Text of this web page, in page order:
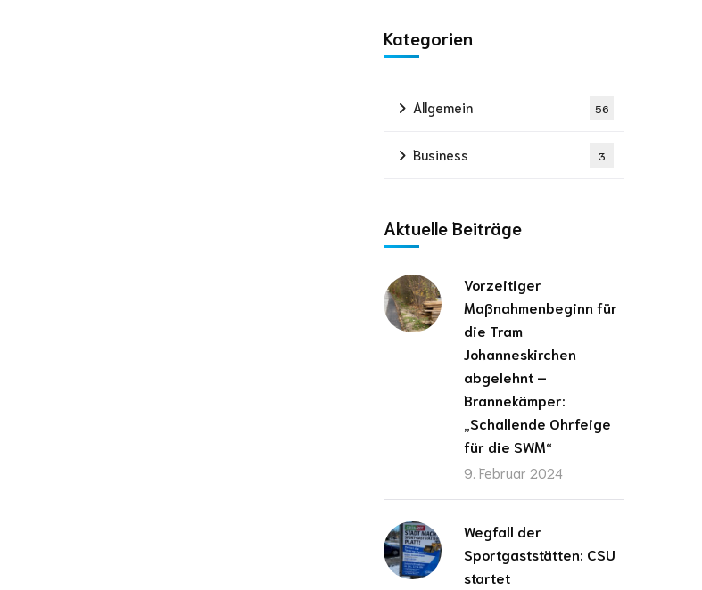
Kategorien
Allgemein 56
Business 3
Aktuelle Beiträge
Vorzeitiger
Maßnahmenbeginn für
die Tram
Johanneskirchen
abgelehnt –
Brannekämper:
„Schallende Ohrfeige
für die SWM“
9. Februar 2024
Wegfall der
Sportgaststätten: CSU
startet